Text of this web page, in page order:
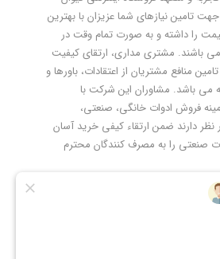
تامین نیازهای شما عزیزان با بهترین
را داشته و به صورت تمام وقت در
باشند. مشتری مداری، ارتقای کیفیت
منافع مشتریان از اعتقادات، باورها و
می باشد. مشاوران این شرکت با
فروش ادوات خانگی، صنعتی،
دارند ضمن ارتقاء کیفی خرید آسان
صنعتی را به مصرف کنندگان محترم